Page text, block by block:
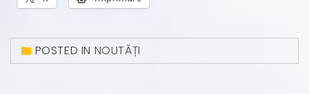
POSTED IN NOUTĂȚI